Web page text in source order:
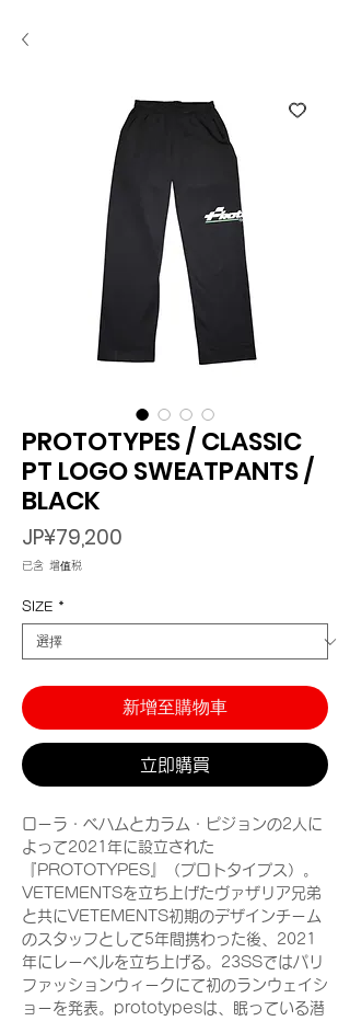
PROTOTYPES / CLASSIC
PT LOGO SWEATPANTS /
BLACK
JP¥79,200
已含 增值税
SIZE *
新增至購物車
立即購買
ローラ・ベハムとカラム・ピジョンの2人に
よって2021年に設立された
『PROTOTYPES』（プロトタイプス）。
VETEMENTSを立ち上げたヴァザリア兄弟
と共にVETEMENTS初期のデザインチーム
のスタッフとして5年間携わった後、2021
年にレーベルを立ち上げる。23SSではパリ
ファッションウィークにて初のランウェイシ
ョーを発表。prototypesは、眠っている潜